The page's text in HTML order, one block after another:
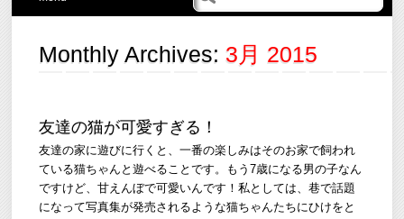
Monthly Archives: 3月 2015
友達の猫が可愛すぎる！
友達の家に遊びに行くと、一番の楽しみはそのお家で飼われ
ている猫ちゃんと遊べることです。もう7歳になる男の子なん
ですけど、甘えんぼで可愛いんです！私としては、巷で話題
になって写真集が発売されるような猫ちゃんたちにひけをと